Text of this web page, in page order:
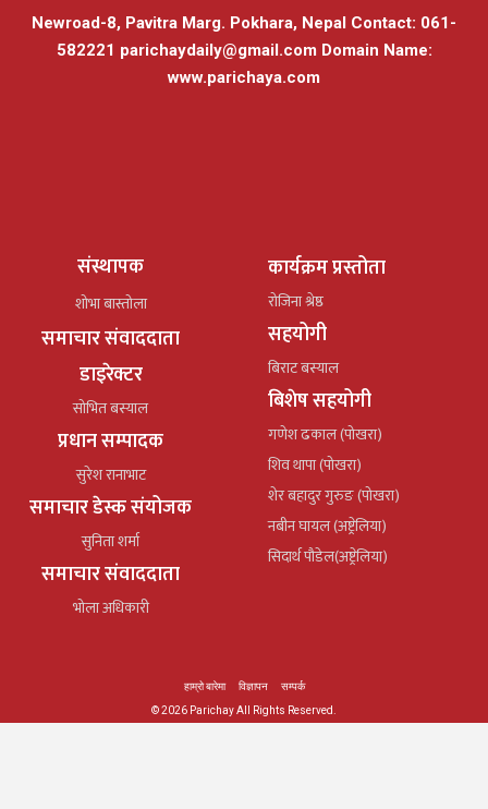
Newroad-8, Pavitra Marg. Pokhara, Nepal Contact: 061-
582221 parichaydaily@gmail.comDomain Name:
www.parichaya.com
संस्थापक
शोभा बास्तोला
समाचार संवाददाता
डाइरेक्टर
सोभित बस्याल
प्रधान सम्पादक
सुरेश रानाभाट
समाचार डेस्क संयोजक
सुनिता शर्मा
समाचार संवाददाता
भोला अधिकारी
कार्यक्रम प्रस्तोता
रोजिना श्रेष्ठ
सहयोगी
बिराट बस्याल
बिशेष सहयोगी
गणेश ढकाल (पोखरा)
शिव थापा (पोखरा)
शेर बहादुर गुरुङ (पोखरा)
नबीन घायल (अष्ट्रेलिया)
सिदार्थ पौडेल(अष्ट्रेलिया)
हाम्रो बारेमा विज्ञापन
सम्पर्क
© 2026 Parichay All Rights Reserved.